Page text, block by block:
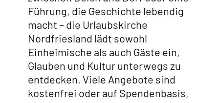
Führung, die Geschichte lebendig
macht – die Urlaubskirche
Nordfriesland lädt sowohl
Einheimische als auch Gäste ein,
Glauben und Kultur unterwegs zu
entdecken. Viele Angebote sind
kostenfrei oder auf Spendenbasis,